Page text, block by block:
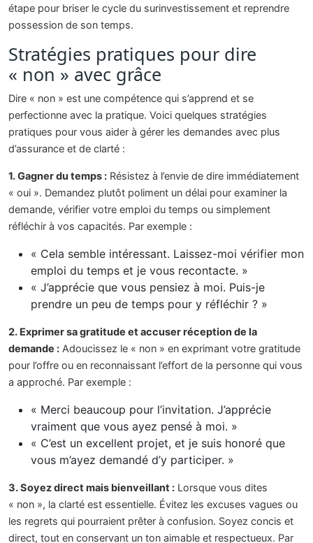
étape pour briser le cycle du surinvestissement et reprendre
possession de son temps.
Stratégies pratiques pour dire
« non » avec grâce
Dire « non » est une compétence qui s’apprend et se
perfectionne avec la pratique. Voici quelques stratégies
pratiques pour vous aider à gérer les demandes avec plus
d’assurance et de clarté :
1. Gagner du temps : Résistez à l’envie de dire immédiatement
« oui ». Demandez plutôt poliment un délai pour examiner la
demande, vérifier votre emploi du temps ou simplement
réfléchir à vos capacités. Par exemple :
« Cela semble intéressant. Laissez-moi vérifier mon
emploi du temps et je vous recontacte. »
« J’apprécie que vous pensiez à moi. Puis-je
prendre un peu de temps pour y réfléchir ? »
2. Exprimer sa gratitude et accuser réception de la
demande : Adoucissez le « non » en exprimant votre gratitude
pour l’offre ou en reconnaissant l’effort de la personne qui vous
a approché. Par exemple :
« Merci beaucoup pour l’invitation. J’apprécie
vraiment que vous ayez pensé à moi. »
« C’est un excellent projet, et je suis honoré que
vous m’ayez demandé d’y participer. »
3. Soyez direct mais bienveillant : Lorsque vous dites
« non », la clarté est essentielle. Évitez les excuses vagues ou
les regrets qui pourraient prêter à confusion. Soyez concis et
direct, tout en conservant un ton aimable et respectueux. Par